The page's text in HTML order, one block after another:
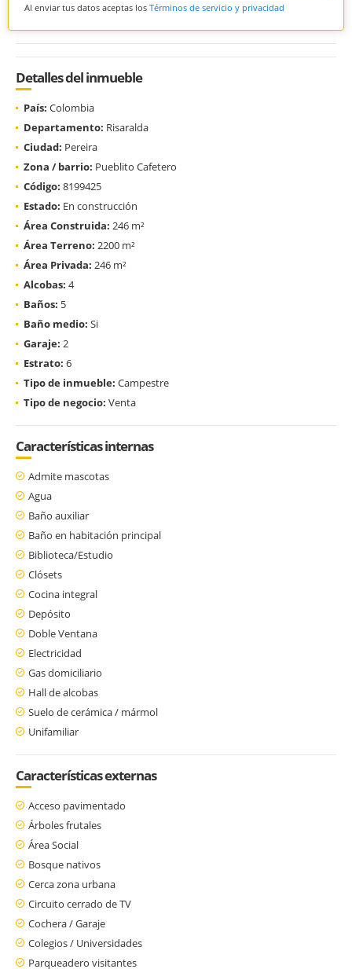
Al enviar tus datos aceptas los Términos de servicio y privacidad
Detalles del inmueble
País: Colombia
Departamento: Risaralda
Ciudad: Pereira
Zona / barrio: Pueblito Cafetero
Código: 8199425
Estado: En construcción
Área Construida: 246 m²
Área Terreno: 2200 m²
Área Privada: 246 m²
Alcobas: 4
Baños: 5
Baño medio: Si
Garaje: 2
Estrato: 6
Tipo de inmueble: Campestre
Tipo de negocio: Venta
Características internas
Admite mascotas
Agua
Baño auxiliar
Baño en habitación principal
Biblioteca/Estudio
Clósets
Cocina integral
Depósito
Doble Ventana
Electricidad
Gas domiciliario
Hall de alcobas
Suelo de cerámica / mármol
Unifamiliar
Características externas
Acceso pavimentado
Árboles frutales
Área Social
Bosque nativos
Cerca zona urbana
Circuito cerrado de TV
Cochera / Garaje
Colegios / Universidades
Parqueadero visitantes